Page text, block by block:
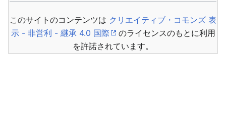
このサイトのコンテンツは クリエイティブ・コモンズ 表
示 - 非営利 - 継承 4.0 国際
のライセンスのもとに利用
を許諾されています。